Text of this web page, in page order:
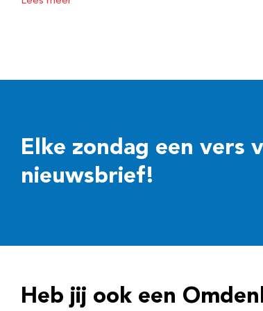
Elke zondag een vers
nieuwsbrief!
Heb jij ook een